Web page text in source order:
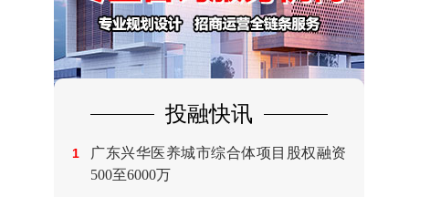
投融快讯
1
广东兴华医养城市综合体项目股权融资
500至6000万